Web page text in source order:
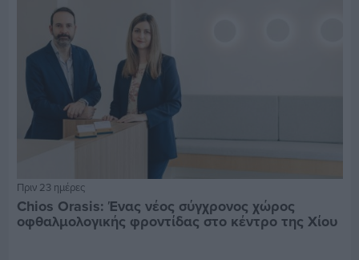
Πριν 23 ημέρες
Chios Orasis: Ένας νέος σύγχρονος χώρος
οφθαλμολογικής φροντίδας στο κέντρο της Χίου